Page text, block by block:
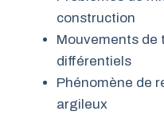
construction
Mouvements de
différentiels
Phénomène de
argileux